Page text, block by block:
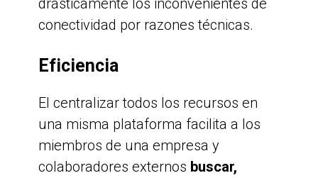
conectividad por razones técnicas.
Eficiencia
El centralizar todos los recursos en
una misma plataforma facilita a los
miembros de una empresa y
colaboradores externos buscar,